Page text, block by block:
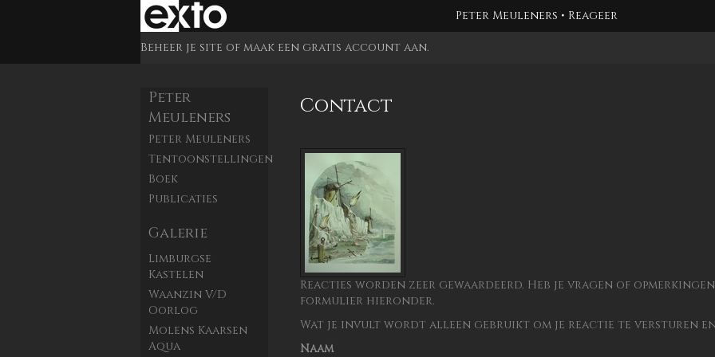
Peter Meuleners Reageer
Beheer je site of maak een gratis account aan.
Contact
Reacties worden zeer gewaardeerd. Heb je vragen of
formulier hieronder.
Wat je invult wordt alleen gebruikt om je reactie te versturen
Naam
Peter
Meuleners
Peter Meuleners
Tentoonstellingen
Boek
Publicaties
Galerie
Limburgse
Kastelen
Waanzin V/d
Oorlog
Molens Kaarsen
Aqua